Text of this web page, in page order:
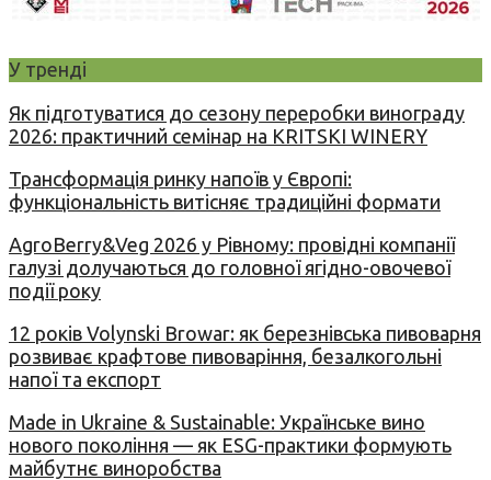
У тренді
Як підготуватися до сезону переробки винограду
2026: практичний семінар на KRITSKI WINERY
Трансформація ринку напоїв у Європі:
функціональність витісняє традиційні формати
AgroBerry&Veg 2026 у Рівному: провідні компанії
галузі долучаються до головної ягідно-овочевої
події року
12 років Volynski Browar: як березнівська пивоварня
розвиває крафтове пивоваріння, безалкогольні
напої та експорт
Made in Ukraine & Sustainable: Українське вино
нового покоління — як ESG-практики формують
майбутнє виноробства